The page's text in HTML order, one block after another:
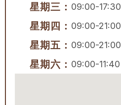
星期三： 09:00-17:30
星期四： 09:00-21:00
星期五： 09:00-21:00
星期六： 09:00-11:40